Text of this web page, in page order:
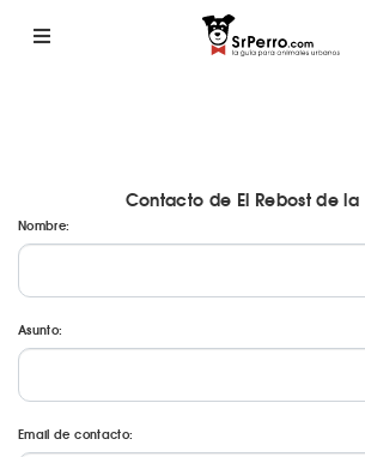
Contacto de El Rebost de la
Nombre:
Asunto:
Email de contacto: